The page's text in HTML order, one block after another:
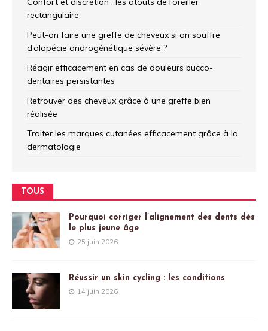
rectangulaire
Peut-on faire une greffe de cheveux si on souffre
d’alopécie androgénétique sévère ?
Réagir efficacement en cas de douleurs bucco-
dentaires persistantes
Retrouver des cheveux grâce à une greffe bien
réalisée
Traiter les marques cutanées efficacement grâce à la
dermatologie
TOUS
Pourquoi corriger l’alignement des dents dès
le plus jeune âge
25 juin 2026
Réussir un skin cycling : les conditions
14 juin 2026